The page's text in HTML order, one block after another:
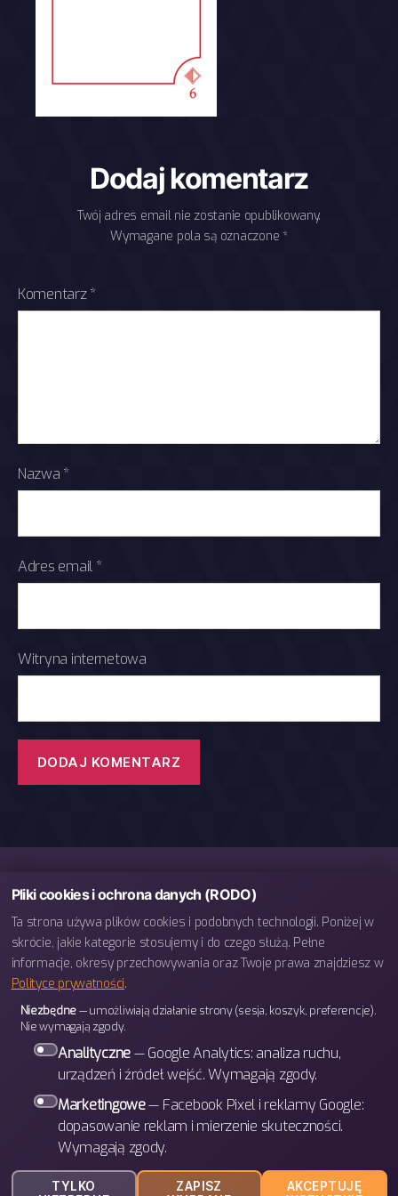
Dodaj komentarz
Twój adres email nie zostanie opublikowany.
Wymagane pola są oznaczone *
Komentarz*
Nazwa *
Adres email *
Witryna internetowa
telefon: 793 443 666
e-mail: biuro@bettergames.pl
Centrum rozwoju BETTER Sp. z o.o.
ul. Wrocławska 31/3b
30-011 Kraków
BETTER Games
Polityka prywatności
Pliki cookies i ochrona danych (RODO)
Ta strona używa plików cookies i podobnych technologii. Poniżej w
skrócie, jakie kategorie stosujemy i do czego służą. Pełne
informacje, okresy przechowywania oraz Twoje prawa znajdziesz w
Polityce prywatności.
Niezbędne— umożliwiają działanie strony (sesja, koszyk, preferencje).
Nie wymagają zgody.
Analityczne— Google Analytics: analiza ruchu,
urządzeń i źródeł wejść. Wymagają zgody.
Marketingowe— Facebook Pixel i reklamy Google:
dopasowanie reklam i mierzenie skuteczności.
Wymagają zgody.
TYLKO
ZAPISZ
AKCEPTUJĘ